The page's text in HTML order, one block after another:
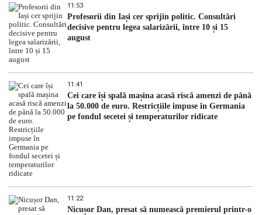
11:53
Profesorii din Iași cer sprijin politic. Consultări
decisive pentru legea salarizării, între 10 și 15
august
11:41
Cei care își spală mașina acasă riscă amenzi de până
la 50.000 de euro. Restricțiile impuse în Germania
pe fondul secetei și temperaturilor ridicate
11:22
Nicușor Dan, presat să numească premierul printr-o